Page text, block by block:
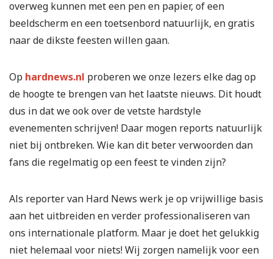
overweg kunnen met een pen en papier, of een
beeldscherm en een toetsenbord natuurlijk, en gratis
naar de dikste feesten willen gaan.
Op hardnews.nl proberen we onze lezers elke dag op
de hoogte te brengen van het laatste nieuws. Dit houdt
dus in dat we ook over de vetste hardstyle
evenementen schrijven! Daar mogen reports natuurlijk
niet bij ontbreken. Wie kan dit beter verwoorden dan
fans die regelmatig op een feest te vinden zijn?
Als reporter van Hard News werk je op vrijwillige basis
aan het uitbreiden en verder professionaliseren van
ons internationale platform. Maar je doet het gelukkig
niet helemaal voor niets! Wij zorgen namelijk voor een